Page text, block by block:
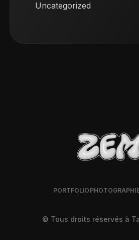
Uncategorized
PORTFOLIO
© Tous droits réservés à